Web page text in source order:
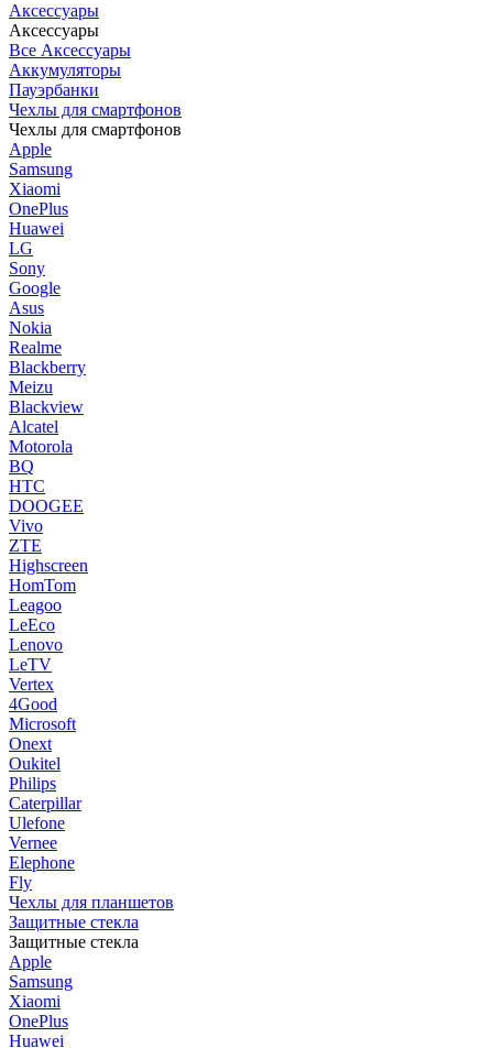
Аксессуары
Аксессуары
Все Аксессуары
Аккумуляторы
Пауэрбанки
Чехлы для смартфонов
Чехлы для смартфонов
Apple
Samsung
Xiaomi
OnePlus
Huawei
LG
Sony
Google
Asus
Nokia
Realme
Blackberry
Meizu
Blackview
Alcatel
Motorola
BQ
HTC
DOOGEE
Vivo
ZTE
Highscreen
HomTom
Leagoo
LeEco
Lenovo
LeTV
Vertex
4Good
Microsoft
Onext
Oukitel
Philips
Caterpillar
Ulefone
Vernee
Elephone
Fly
Чехлы для планшетов
Защитные стекла
Защитные стекла
Apple
Samsung
Xiaomi
OnePlus
Huawei